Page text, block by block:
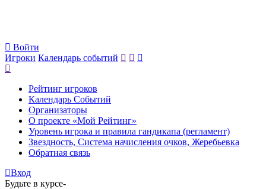
Войти
Игроки Календарь событий
Рейтинг игроков
Календарь Событий
Организаторы
О проекте «Мой Рейтинг»
Уровень игрока и правила гандикапа (регламент)
Звездность, Система начисления очков, Жеребьевка
Обратная связь
Вход
Будьте в курсе-